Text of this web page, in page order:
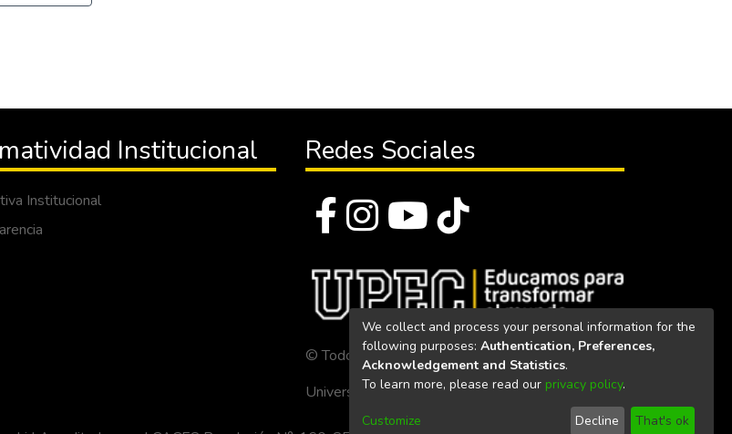
Institucional
Institucional
Redes Sociales
© Todos los derechos reservados 2023
Universidad Politécnica Estatal del Carchi
We collect and process your personal information for the
following purposes: Authentication, Preferences,
Acknowledgement and Statistics.
To learn more, please read our privacy policy.
Customize Decline That's ok